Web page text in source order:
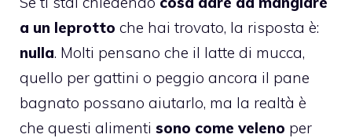
a un leprotto che hai trovato, la risposta è:
nulla. Molti pensano che il latte di mucca,
quello per gattini o peggio ancora il pane
bagnato possano aiutarlo, ma la realtà è
che questi alimenti sono come veleno per